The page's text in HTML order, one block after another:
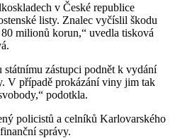
v České republice
listy. Znalec vyčíslil škodu
milionů korun,“ uvedla tisková
zástupci podnět k vydání
V případě prokázání viny jim tak
podotkla.
policistů a celníků Karlovarského
správy.